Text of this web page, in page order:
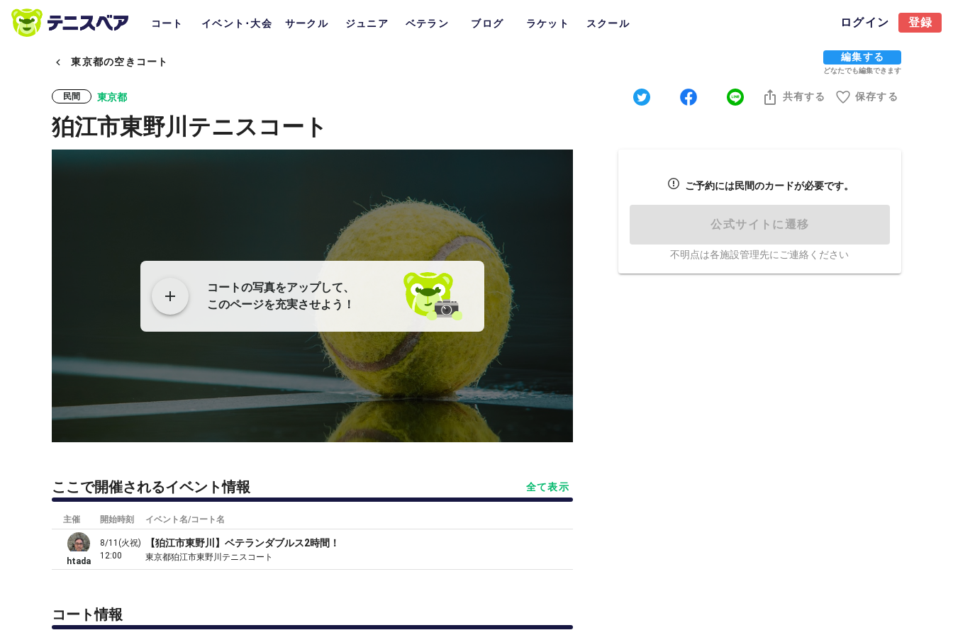
コート イベント･大会 サークル ジュニア ベテラン ブログ ラケット スクール ログイン 登録
東京都の空きコート 編集する
どなたでも編集できます
民間 東京都 共有する 保存する
狛江市東野川テニスコート
コートの写真をアップして、
このページを充実させよう！
ここで開催されるイベント情報 全て表示
主催 開始時刻 イベント名/コート名
htada
8/11(火祝)
12:00
【狛江市東野川】ベテランダブルス2時間！
東京都狛江市東野川テニスコート
コート情報
ご予約には民間のカードが必要です。
公式サイトに遷移
不明点は各施設管理先にご連絡ください